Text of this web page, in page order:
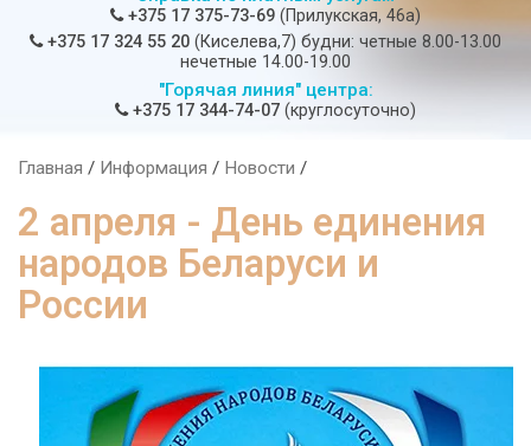
+375 17 375-73-69 (Прилукская, 46а)
+375 17 324 55 20 (Киселева,7) будни: четные 8.00-13.00
нечетные 14.00-19.00
"Горячая линия" центра:
+375 17 344-74-07 (круглосуточно)
Главная / Информация / Новости /
2 апреля - День единения
народов Беларуси и
России